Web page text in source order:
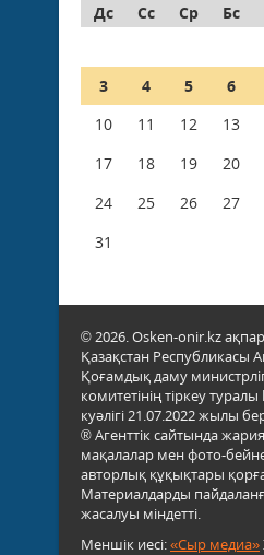
Дс
Сс Ср Бс
3
4 5 6
10
11 12 13
17
18 19 20
24
25 26 27
31
© 2026. Osken-onir.kz
Қазақстан Республикасы
Қоғамдық даму
комитетінің тіркеу
куәлігі 21.07.2022 жылы
® Агенттік сайтында
мақалалар мен фото-
авторлық құқықтары
Материалдарды
жасалуы міндетті.
Меншік иесі:«Сыр медиа»